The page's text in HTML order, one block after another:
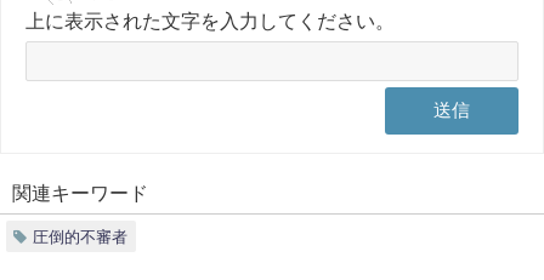
上に表示された文字を入力してください。
関連キーワード
圧倒的不審者